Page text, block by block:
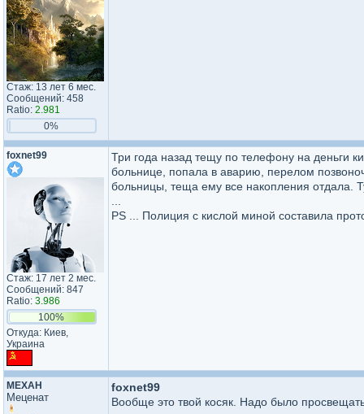
Стаж: 13 лет 6 мес.
Сообщений: 458
Ratio: 2.981
0%
foxnet99
Стаж: 17 лет 2 мес.
Сообщений: 847
Ratio: 3.986
100%
Откуда: Киев,
Украина
Три года назад тещу по телефону на деньги
больнице, попала в аварию, перелом
больницы, теща ему все накопления отдала.
PS ... Полиция с кислой миной составила
MEXAH
Меценат
foxnet99
Вообще это твой косяк. Надо было